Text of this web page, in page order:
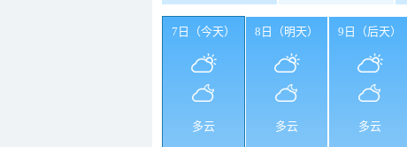
7日（今天）
多云
8日（明天）
多云
9日（后天）
多云